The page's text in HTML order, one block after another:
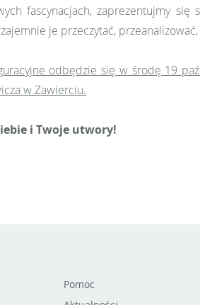
fascynacjach, zaprezentujmy
je przeczytać,
odbędzie się w środę 19
w Zawierciu.
i Twoje utwory!
Pomoc